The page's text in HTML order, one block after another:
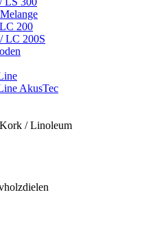
200
LC 200S
AkusTec
/ Linoleum